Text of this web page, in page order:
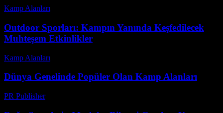
Kamp Alanları
Outdoor Sporları: Kampın Yanında Keşfedilecek
Muhteşem Etkinlikler
Kamp Alanları
Dünya Genelinde Popüler Olan Kamp Alanları
PR Publisher-